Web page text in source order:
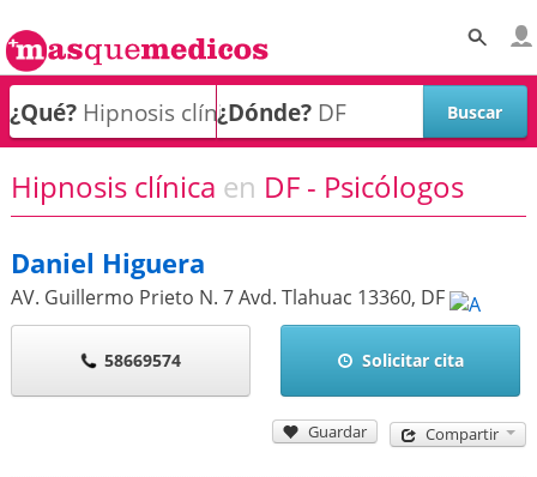
¿Qué? ¿Dónde?
Hipnosis clínica en DF - Psicólogos
Daniel Higuera
AV. Guillermo Prieto N. 7 Avd. Tlahuac 13360, DF
58669574 Solicitar cita
Guardar Compartir